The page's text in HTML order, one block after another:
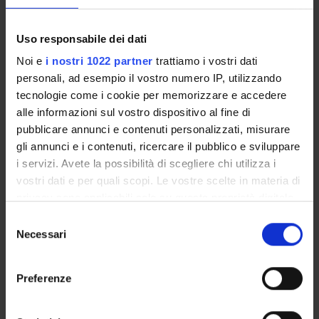
Uso responsabile dei dati
Noi e i nostri 1022 partner trattiamo i vostri dati
personali, ad esempio il vostro numero IP, utilizzando
tecnologie come i cookie per memorizzare e accedere
alle informazioni sul vostro dispositivo al fine di
pubblicare annunci e contenuti personalizzati, misurare
gli annunci e i contenuti, ricercare il pubblico e sviluppare
i servizi. Avete la possibilità di scegliere chi utilizza i
vostri dati e per quali scopi. Le vostre scelte in materia di
modificare o revocare il proprio consenso in qualsiasi
momento dalla Dichiarazione sui cookie o facendo clic
delNecessari
Preferenze
ORGANIZZAZIONE
GOVERNANCE
COMMISSIONI
UFFICI E STRUTTURE DI SERVIZIO
STRUTTURE DEL DIPARTIMENTO